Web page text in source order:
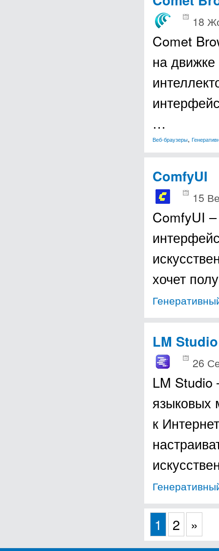
18
Comet
на
…
Веб-браузеры,
ComfyUI
15
ComfyUI
хочет
LM Studio
26
LM Studio
языковых
к
1 2 »